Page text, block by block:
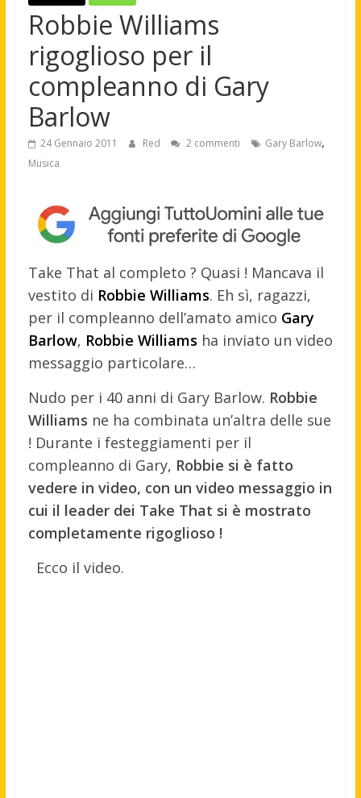
Robbie Williams
rigoglioso per il
compleanno di Gary
Barlow
24 Gennaio 2011 Red 2 commenti Gary Barlow,
Musica
Take That al completo ? Quasi ! Mancava il
vestito di Robbie Williams. Eh sì, ragazzi,
per il compleanno dell’amato amico Gary
Barlow, Robbie Williams ha inviato un video
messaggio particolare…
Nudo per i 40 anni di Gary Barlow. Robbie
Williams ne ha combinata un’altra delle sue
! Durante i festeggiamenti per il
compleanno di Gary, Robbie si è fatto
vedere in video, con un video messaggio in
cui il leader dei Take That si è mostrato
completamente rigoglioso !
Ecco il video.